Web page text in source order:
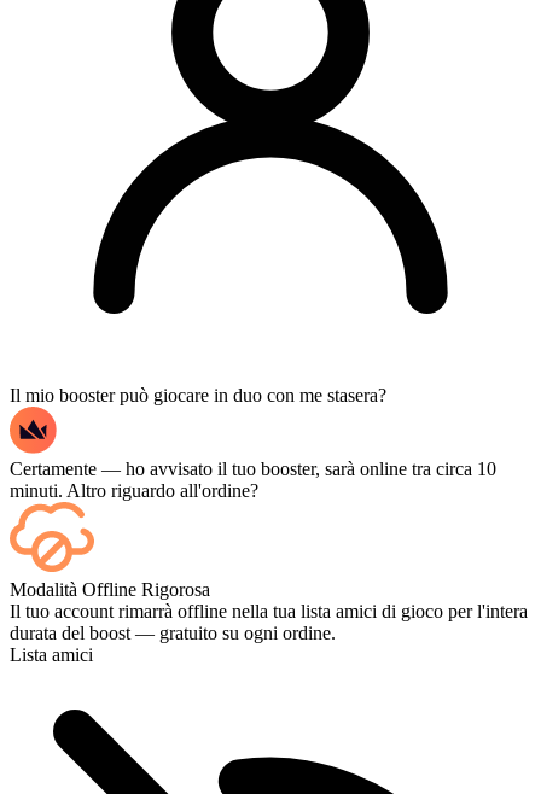
Il mio booster può giocare in duo con me stasera?
Certamente — ho avvisato il tuo booster, sarà online tra circa 10
minuti. Altro riguardo all'ordine?
Sì, ogni partita appare sulla tua dashboard non appena termina e, se
vuoi guardare le partite stesse, aggiungi lo Streaming al momento
del pagamento.
Modalità Offline Rigorosa
Il tuo account rimarrà offline nella tua lista amici di gioco per l'intera
durata del boost — gratuito su ogni ordine.
Lista amici